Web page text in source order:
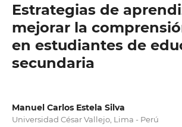
Estrategias de
mejorar la
en estudiantes de
secundaria
Manuel Carlos Estela Silva
Universidad César Vallejo, Lima - Perú